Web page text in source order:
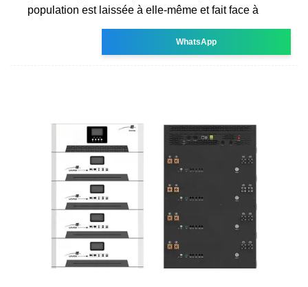
population est laissée à elle-même et fait face à
WhatsApp